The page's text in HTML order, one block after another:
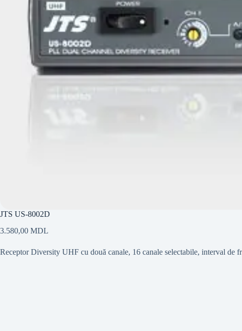
JTS US-8002D
3.580,00 MDL
Receptor Diversity UHF cu două canale, 16 canale selectabile, interval de